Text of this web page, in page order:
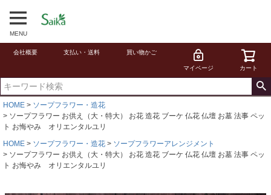
MENU
会社概要 支払い・送料 買い物かご
マイページ カート
HOME
ソープフラワー・造花
ソープフラワー お供え（大・特大） お花 造花 ブーケ 仏花 仏壇 お墓 法事 ペッ
ト お悔やみ オリエンタルユリ
HOME
ソープフラワー・造花
ソープフラワーアレンジメント
ソープフラワー お供え（大・特大） お花 造花 ブーケ 仏花 仏壇 お墓 法事 ペッ
ト お悔やみ オリエンタルユリ